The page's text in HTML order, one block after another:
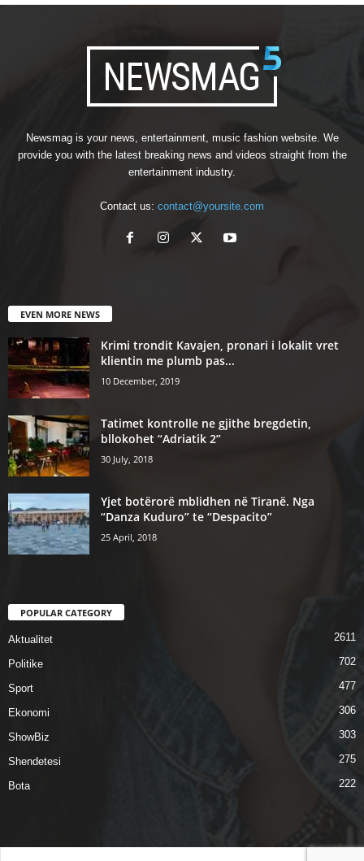
Newsmag is your news, entertainment, music fashion website. We
provide you with the latest breaking news and videos straight from the
entertainment industry.
Contact us: contact@yoursite.com
EVEN MORE NEWS
Krimi trondit Kavajen, pronari i lokalit vret
klientin me plumb pas...
10 December, 2019
Tatimet kontrolle ne gjithe bregdetin,
bllokohet “Adriatik 2”
30 July, 2018
Yjet botërorë mblidhen në Tiranë. Nga
“Danza Kuduro” te “Despacito”
25 April, 2018
POPULAR CATEGORY
Aktualitet 2611
Politike 702
Sport 477
Ekonomi 306
ShowBiz 303
Shendetesi 275
Bota 222